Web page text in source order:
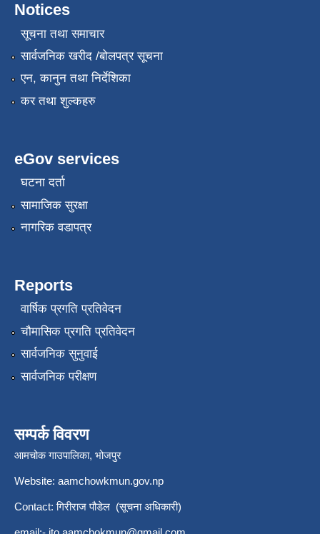
Notices
सूचना तथा समाचार
सार्वजनिक खरीद /बोलपत्र सूचना
एन, कानुन तथा निर्देशिका
कर तथा शुल्कहरु
eGov services
घटना दर्ता
सामाजिक सुरक्षा
नागरिक वडापत्र
Reports
वार्षिक प्रगति प्रतिवेदन
चौमासिक प्रगति प्रतिवेदन
सार्वजनिक सुनुवाई
सार्वजनिक परीक्षण
सम्पर्क विवरण
आमचोक गाउपालिका, भोजपुर
Website: aamchowkmun.gov.np
Contact: गिरीराज पौडेल (सूचना अधिकारी)